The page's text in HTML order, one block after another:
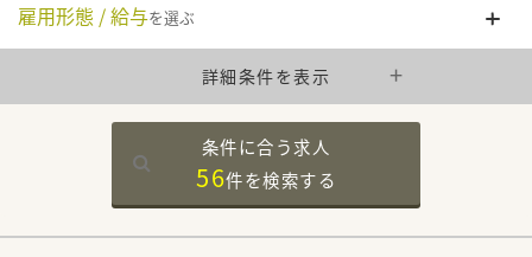
雇用形態 / 給与を選ぶ
詳細条件を表示
条件に合う求人
56件を検索する